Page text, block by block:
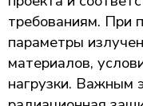
требованиям. При
параметры
материалов,
нагрузки. Важным